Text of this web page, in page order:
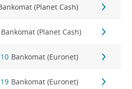
(Planet Cash)
Bankomat (Planet Cash)
Bankomat (Euronet)
Bankomat (Euronet)